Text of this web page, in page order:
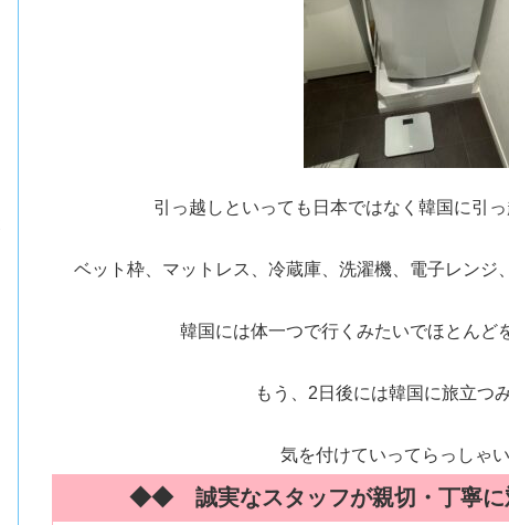
引っ越しといっても日本ではなく韓国に引っ
ベット枠、マットレス、冷蔵庫、洗濯機、電子レンジ
韓国には体一つで行くみたいでほとんど
もう、2日後には韓国に旅立つ
気を付けていってらっしゃ
◆◆ 誠実なスタッフが親切・丁寧